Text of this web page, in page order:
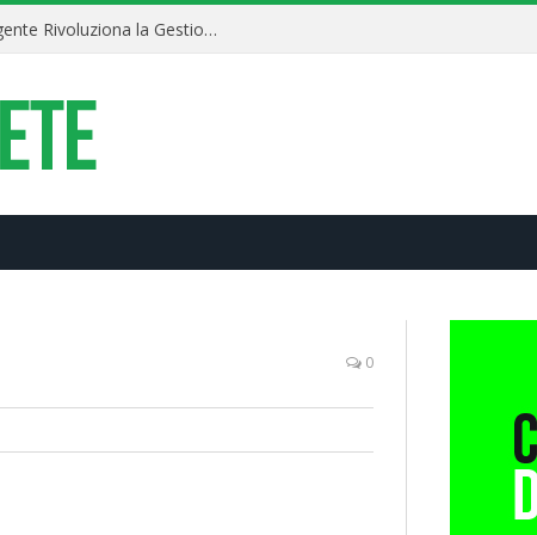
Diabete 4.0: Il Pancreas Artificiale Intelligente Rivoluziona la Gestione della Glicemia
0